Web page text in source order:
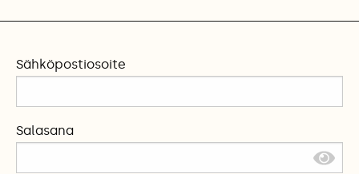
Sähköpostiosoite
Salasana